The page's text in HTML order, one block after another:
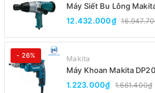
Máy Siết Bu Lông
12.432.000₫
- 26% Makita
Máy Khoan Makita
1.223.000₫ 1.661.400₫